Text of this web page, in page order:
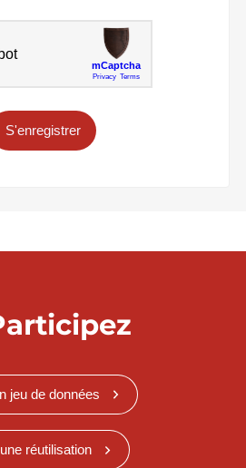
S'enregistrer
jeu de données
réutilisation